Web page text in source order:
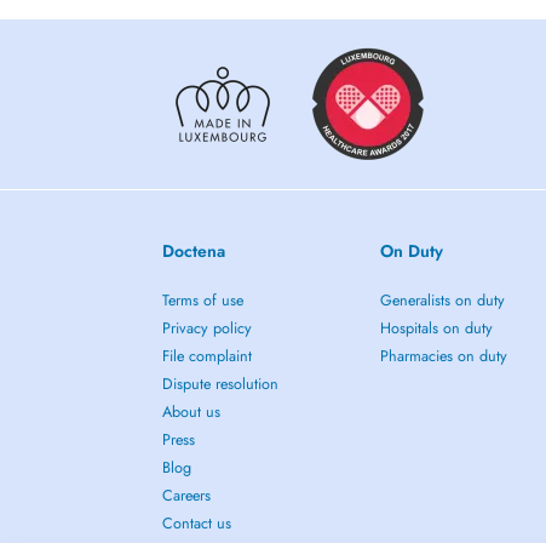
Doctena
Terms of use
Privacy policy
File complaint
Dispute resolution
About us
Press
Blog
Careers
Contact us
On Duty
Generalists on duty
Hospitals on duty
Pharmacies on duty